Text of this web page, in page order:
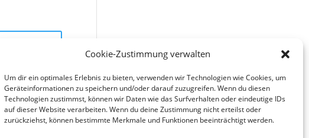
Cookie-Zustimmung verwalten
Um dir ein optimales Erlebnis zu bieten, verwenden wir Technologien wie Cookies, um
Geräteinformationen zu speichern und/oder darauf zuzugreifen. Wenn du diesen
Technologien zustimmst, können wir Daten wie das Surfverhalten oder eindeutige IDs
auf dieser Website verarbeiten. Wenn du deine Zustimmung nicht erteilst oder
zurückziehst, können bestimmte Merkmale und Funktionen beeinträchtigt werden.